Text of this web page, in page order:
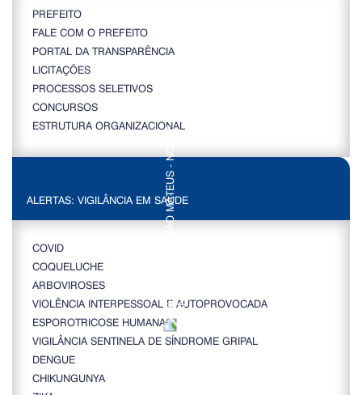
PREFEITO
FALE COM O PREFEITO
PORTAL DA TRANSPARÊNCIA
LICITAÇÕES
PROCESSOS SELETIVOS
CONCURSOS
ESTRUTURA ORGANIZACIONAL
ALERTAS: VIGILÂNCIA EM SAÚDE
COVID
COQUELUCHE
ARBOVIROSES
VIOLÊNCIA INTERPESSOAL E AUTOPROVOCADA
ESPOROTRICOSE HUMANA
VIGILÂNCIA SENTINELA DE SÍNDROME GRIPAL
DENGUE
CHIKUNGUNYA